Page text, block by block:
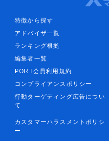
特徴から探す
アドバイザ一覧
ランキング根拠
編集者一覧
PORT会員利用規約
コンプライアンスポリシー
行動ターゲティング広告につい
て
カスタマーハラスメントポリシ
ー